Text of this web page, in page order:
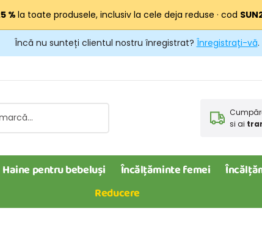
% la toate produsele, inclusiv la cele deja reduse · cod
Încă nu sunteți clientul nostru înregistrat? Înregistrați-vă.
si ai
Haine pentru bebeluși Încălțăminte femei
Reducere